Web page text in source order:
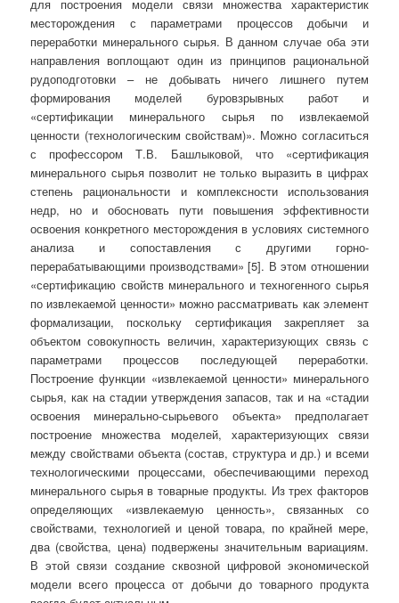
для построения модели связи множества характеристик
месторождения с параметрами процессов добычи и
переработки минерального сырья. В данном случае оба эти
направления воплощают один из принципов рациональной
рудоподготовки – не добывать ничего лишнего путем
формирования моделей буровзрывных работ
и
«сертификации минерального сырья по извлекаемой
ценности (технологическим свойствам)». Можно согласиться
с профессором Т.В. Башлыковой, что «сертификация
минерального сырья позволит не только выразить в цифрах
степень рациональности и комплексности использования
недр, но и обосновать пути повышения эффективности
освоения конкретного месторождения в условиях системного
анализа и сопоставления с другими горно-
перерабатывающими производствами» [5]. В этом отношении
«сертификацию свойств минерального и техногенного сырья
по извлекаемой ценности» можно рассматривать как элемент
формализации, поскольку сертификация закрепляет за
объектом совокупность величин, характеризующих связь с
параметрами процессов последующей переработки.
Построение функции «извлекаемой ценности» минерального
сырья, как на стадии утверждения запасов, так и на «стадии
освоения минерально-сырьевого объекта» предполагает
построение множества моделей, характеризующих связи
между свойствами объекта (состав, структура и др.) и всеми
технологическими процессами, обеспечивающими переход
минерального сырья в товарные продукты. Из трех факторов
определяющих «извлекаемую ценность», связанных со
свойствами, технологией и ценой товара, по крайней мере,
два (свойства, цена) подвержены значительным вариациям.
В этой связи создание сквозной цифровой экономической
модели всего процесса от добычи до товарного продукта